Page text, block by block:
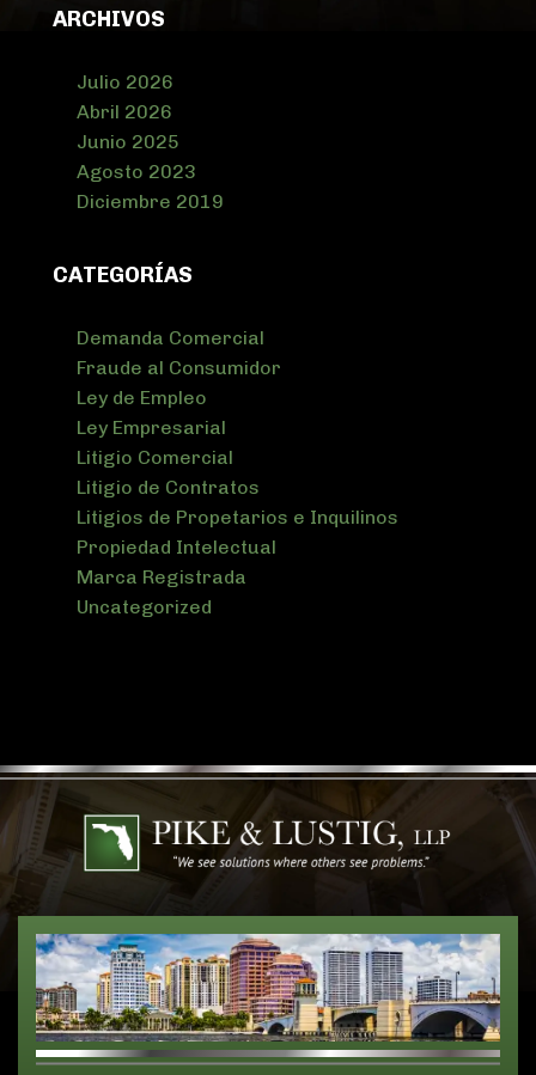
ARCHIVOS
Julio 2026
Abril 2026
Junio 2025
Agosto 2023
Diciembre 2019
CATEGORÍAS
Demanda Comercial
Fraude al Consumidor
Ley de Empleo
Ley Empresarial
Litigio Comercial
Litigio de Contratos
Litigios de Propetarios e Inquilinos
Propiedad Intelectual
Marca Registrada
Uncategorized